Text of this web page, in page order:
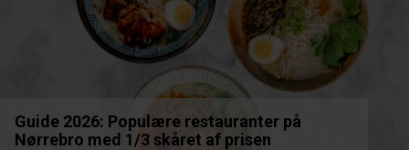
Guide 2026: Populære restauranter på
Nørrebro med 1/3 skåret af prisen